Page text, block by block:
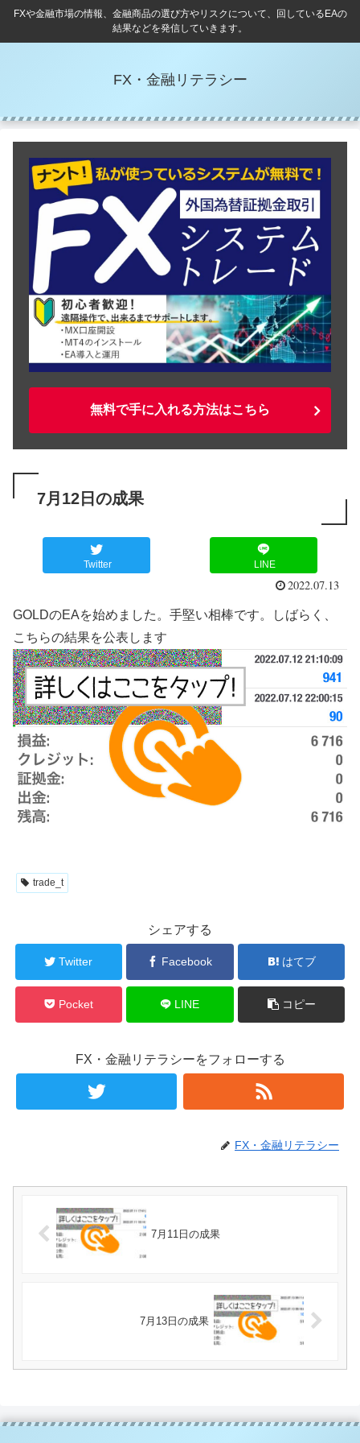
FXや金融市場の情報、金融商品の選び方やリスクについて、回しているEAの
結果などを発信していきます。
FX・金融リテラシー
無料で手に入れる方法はこちら
7月12日の成果
Twitter LINE
2022.07.13
GOLDのEAを始めました。手堅い相棒です。しばらく、
こちらの結果を公表します
trade_t
シェアする
Twitter Facebook はてブ
Pocket LINE コピー
FX・金融リテラシーをフォローする
FX・金融リテラシー
7月11日の成果
7月13日の成果